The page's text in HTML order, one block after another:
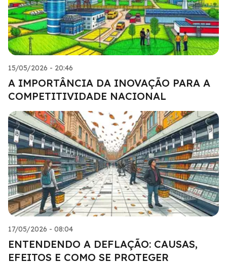
15/05/2026 - 20:46
A IMPORTÂNCIA DA INOVAÇÃO PARA A
COMPETITIVIDADE NACIONAL
17/05/2026 - 08:04
ENTENDENDO A DEFLAÇÃO: CAUSAS,
EFEITOS E COMO SE PROTEGER